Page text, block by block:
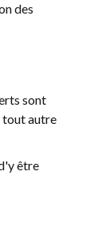
des
sont
tout autre
être